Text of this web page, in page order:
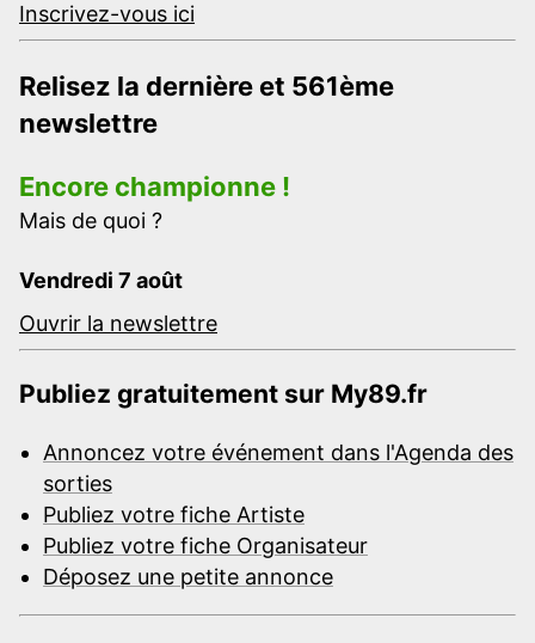
Inscrivez-vous ici
Relisez la dernière et 561ème
newslettre
Encore championne !
Mais de quoi ?
Vendredi 7 août
Ouvrir la newslettre
Publiez gratuitement sur My89.fr
Annoncez votre événement dans l'Agenda des
sorties
Publiez votre fiche Artiste
Publiez votre fiche Organisateur
Déposez une petite annonce